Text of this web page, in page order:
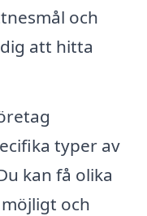
och
att hitta
typer av
kan få olika
och